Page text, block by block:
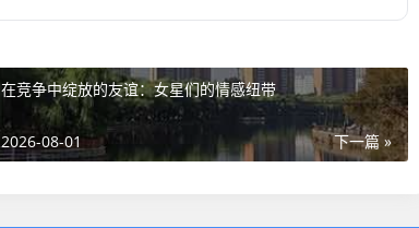
在竞争中绽放的友谊：女星们的情感纽带
下一篇 »
2026-08-01